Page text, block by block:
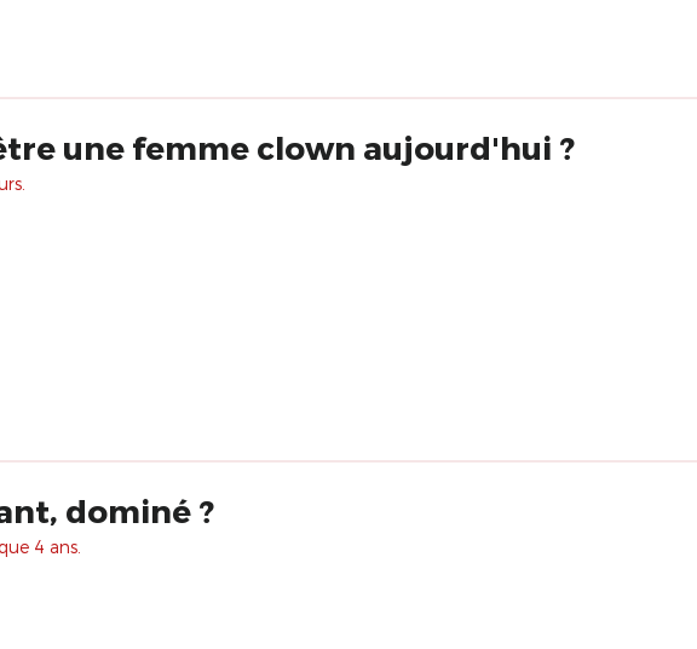
une femme clown aujourd'hui ?
dominé ?
4 ans.